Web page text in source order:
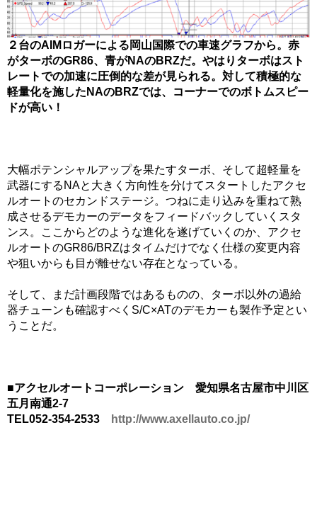
２台のAIMロガーによる岡山国際での車速グラフから。赤
がターボのGR86、青がNAのBRZだ。やはりターボはスト
レートでの加速に圧倒的な差が見られる。対して積極的な
軽量化を施したNAのBRZでは、コーナーでのボトムスピー
ドが高い！
大幅ポテンシャルアップを果たすターボ、そして超軽量を
武器にするNAと大きく方向性を分けてスタートしたアクセ
ルオートのセカンドステージ。つねに走り込みを重ねて熟
成させるデモカーのデータをフィードバックしていくスタ
ンス。ここからどのような進化を遂げていくのか、アクセ
ルオートのGR86/BRZはタイムだけでなく仕様の変更内容
や狙いからも目が離せない存在となっている。
そして、まだ計画段階ではあるものの、ターボ以外の過給
器チューンも確認すべくS/C×ATのデモカーも製作予定とい
うことだ。
■アクセルオートコーポレーション 愛知県名古屋市中川区
五月南通2-7
TEL052-354-2533
http://www.axellauto.co.jp/